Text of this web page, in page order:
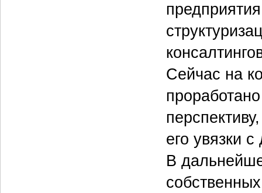
Сейчас на
его увязки
В